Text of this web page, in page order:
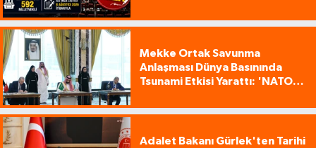
Mekke Ortak Savunma
Anlaşması Dünya Basınında
Tsunami Etkisi Yarattı: 'NATO
Adalet Bakanı Gürlek'ten Tarihi